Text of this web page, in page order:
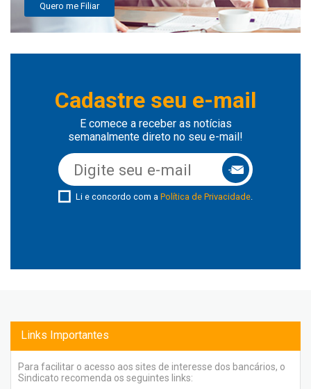
Quero me Filiar
Cadastre seu e-mail
E comece a receber as notícias
semanalmente direto no seu e-mail!
Li e concordo com a Política de Privacidade.
Links Importantes
Para facilitar o acesso aos sites de interesse dos bancários, o
Sindicato recomenda os seguintes links: